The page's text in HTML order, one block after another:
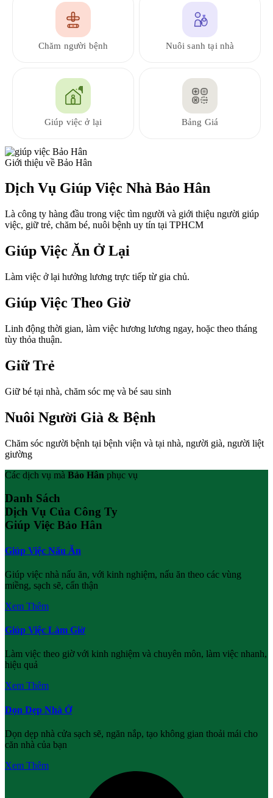
Chăm người bệnh Nuôi sanh tại nhà
Giúp việc ở lại Bảng Giá
Giới thiệu về Bảo Hân
Dịch Vụ Giúp Việc Nhà Bảo Hân
Là công ty hàng đầu trong việc tìm người và giới thiệu người giúp
việc, giữ trẻ, chăm bé, nuôi bệnh uy tín tại TPHCM
Giúp Việc Ăn Ở Lại
Làm việc ở lại hưởng lương trực tiếp từ gia chủ.
Giúp Việc Theo Giờ
Linh động thời gian, làm việc hương lương ngay, hoặc theo tháng
tùy thỏa thuận.
Giữ Trẻ
Giữ bé tại nhà, chăm sóc mẹ và bé sau sinh
Nuôi Người Già & Bệnh
Chăm sóc người bệnh tại bệnh viện và tại nhà, người già, người liệt
giường
Các dịch vụ mà Bảo Hân phục vụ
Danh Sách
Dịch Vụ Của Công Ty
Giúp Việc Bảo Hân
Giúp Việc Nấu Ăn
Giúp việc nhà nấu ăn, với kinh nghiệm, nấu ăn theo các vùng
miềng, sạch sẽ, cẩn thận
Xem Thêm
Giúp Việc Làm Giờ
Làm việc theo giờ với kinh nghiệm và chuyên môn, làm việc nhanh,
hiệu quả
Xem Thêm
Dọn Dẹp Nhà Ở
Dọn dẹp nhà cửa sạch sẽ, ngăn nắp, tạo không gian thoải mái cho
căn nhà của bạn
Xem Thêm